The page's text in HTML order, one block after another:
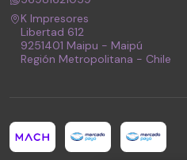
K Impresores
Libertad 612
9251401 Maipu - Maipú
Región Metropolitana - Chile